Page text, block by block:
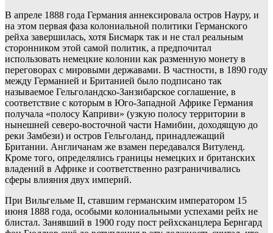
В апреле 1888 года Германия аннексировала остров Науру, и
на этом первая фаза колониальной политики Германского
рейха завершилась, хотя Бисмарк так и не стал реальным
сторонником этой самой политик, а предпочитал
использовать немецкие колонии как разменную монету в
переговорах с мировыми державами. В частности, в 1890 году
между Германией и Британией было подписано так
называемое Гельголандско-Занзибарское соглашение, в
соответствие с которым в Юго-Западной Африке Германия
получала «полосу Каприви» (узкую полосу территории в
нынешней северо-восточной части Намибии, доходящую до
реки Замбези) и остров Гельголанд, принадлежащий
Британии. Англичанам же взамен передавался Витуленд.
Кроме того, определялись границы немецких и британских
владений в Африке и соответственно разграничивались
сферы влияния двух империй.
При Вильгельме II, ставшим германским императором 15
июня 1888 года, особыми колониальными успехами рейх не
блистал. Занявший в 1900 году пост рейхсканцлера Бернгард